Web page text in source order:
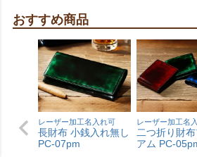
おすすめ商品
レーザー加工名入れ可
長財布 小銭入れ無し
PC-07pm
レーザー加工名
二つ折り財布
アム PC-